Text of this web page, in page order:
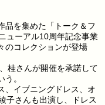
品を集めた「トーク＆フ
ューアル10周年記念事業
のコレクションが登場
桂さんが開催を承諾して
。
、イブニングドレス、オ
子さんも出演し、ドレス